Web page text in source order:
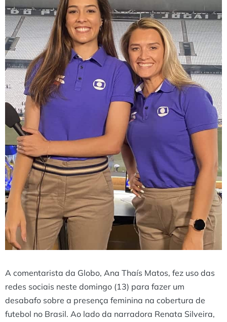
A comentarista da Globo, Ana Thaís Matos, fez uso das
redes sociais neste domingo (13) para fazer um
desabafo sobre a presença feminina na cobertura de
futebol no Brasil. Ao lado da narradora Renata Silveira,